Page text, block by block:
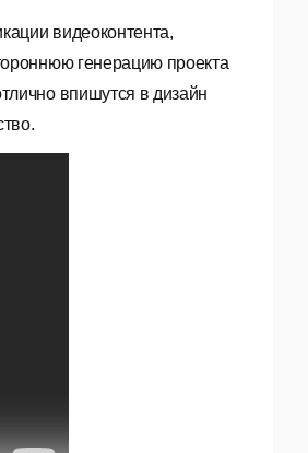
видеоконтента,
генерацию проекта
впишутся в дизайн